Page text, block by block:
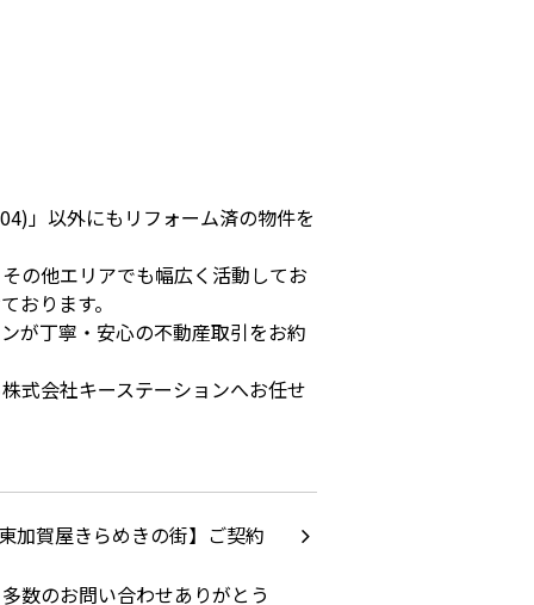
」以外にもリフォーム済の物件を
の他エリアでも幅広く活動してお
おります。
が丁寧・安心の不動産取引をお約
式会社キーステーションへお任せ